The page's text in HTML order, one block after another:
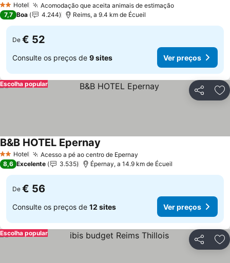
2 Estrelas
Hotel Acomodação que aceita animais de estimaçãoVer preços
7,7 Boa 4.244 Reims, a 9.4 km de Écueil
De € 52
Consulte os preços de 9 sites Ver preços
Partilhar
Escolha popular
2 Estrelas
Hotel Acesso a pé ao centro de Epernay
B&B HOTEL Epernay
8,6 Excelente 3.535 Épernay, a 14.9 km de Écueil
De € 56
Consulte os preços de 12 sites Ver preços
Partilhar
Escolha popular